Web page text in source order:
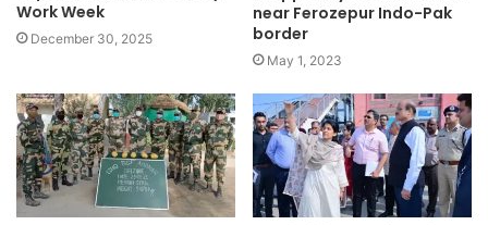
Work Week
December 30, 2025
near Ferozepur Indo-Pak
border
May 1, 2023